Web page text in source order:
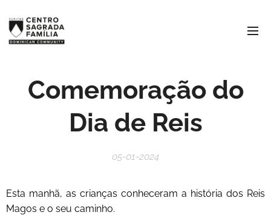
Comemoração do
Dia de Reis
05-01-2024
Esta manhã, as crianças conheceram a história dos Reis
Magos e o seu caminho.